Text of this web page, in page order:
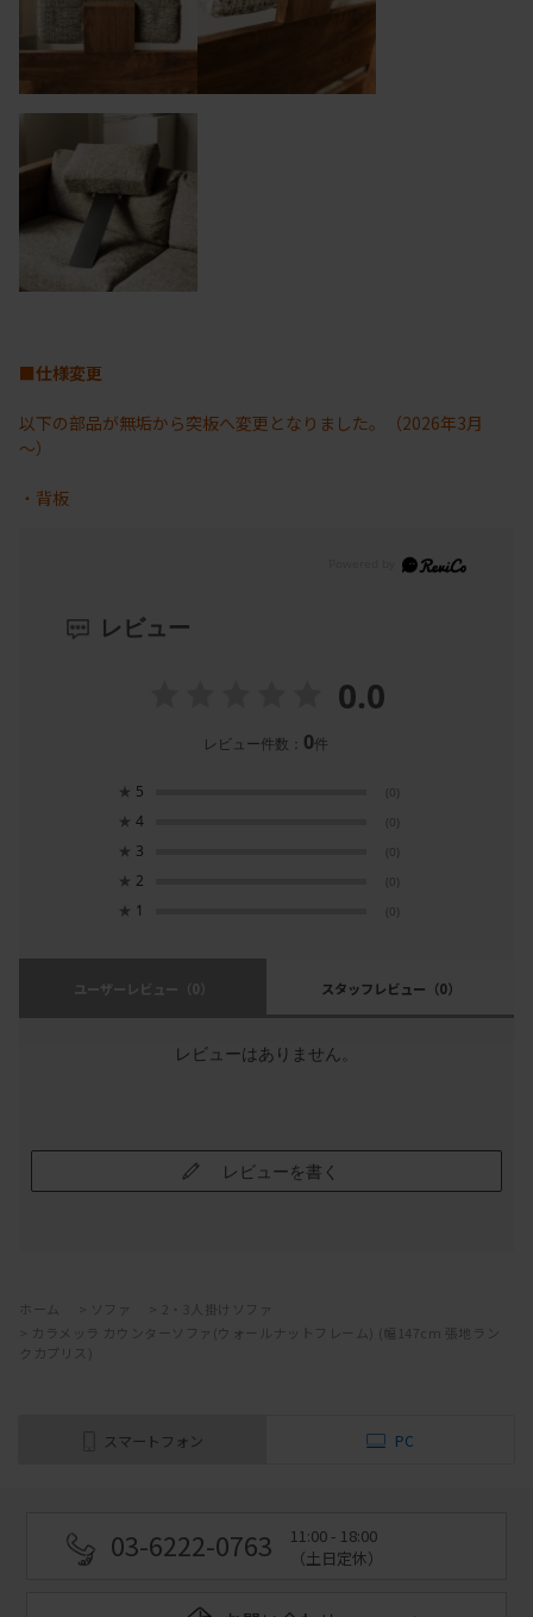
■仕様変更
以下の部品が無垢から突板へ変更となりました。（2026年3月
～）
・背板
レビュー
0.0
レビュー件数： 0件
★ 5 (0)
★ 4 (0)
★ 3 (0)
★ 2 (0)
★ 1 (0)
ユーザーレビュー （0） スタッフレビュー （0）
レビューはありません。
レビューを書く
ホーム ソファ
2・3人掛けソファ
カラメッラ カウンターソファ(ウォールナットフレーム) (幅147cm 張地ラン
クカプリス)
スマートフォン PC
03-6222-0763
11:00 - 18:00
（土日定休）